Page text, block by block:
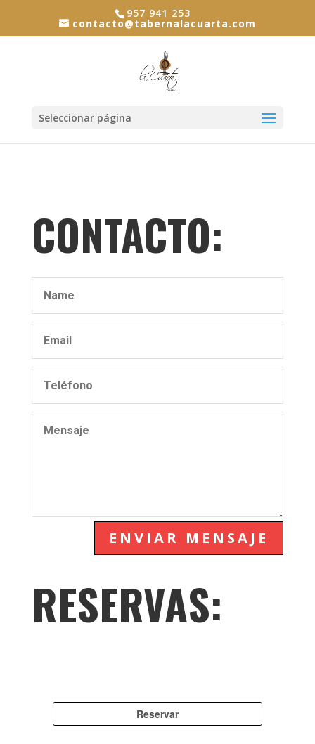
957 941 253
contacto@tabernalacuarta.com
Seleccionar página
CONTACTO:
ENVIAR MENSAJE
RESERVAS: